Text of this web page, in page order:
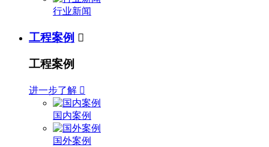
行业新闻
工程案例 
工程案例
进一步了解 
国内案例
国外案例